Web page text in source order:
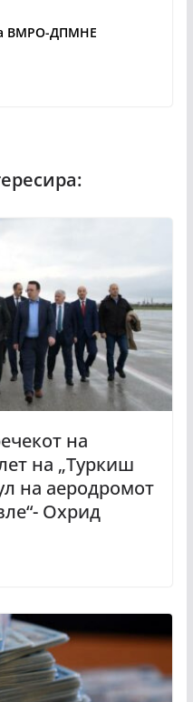
ВМРО-ДПМНЕ
на
на „Туркиш
на аеродромот
Охрид